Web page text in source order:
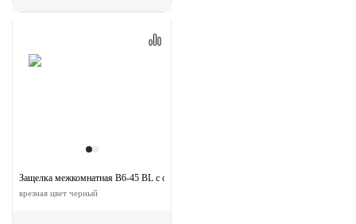
Защелка межкомнатная B6-45 BL с ответной планкой
врезная цвет черный